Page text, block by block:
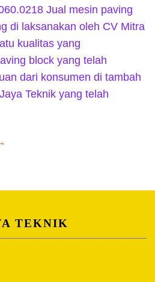
Jual mesin paving
di laksanakan oleh CV Mitra
kualitas yang
block yang telah
dari konsumen di tambah
Teknik yang telah
TEKNIK